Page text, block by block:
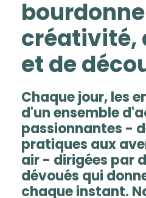
créativité,
et de
Chaque jour, les
d'un ensemble
passionnantes -
pratiques aux
air - dirigées par
dévoués qui
chaque instant.